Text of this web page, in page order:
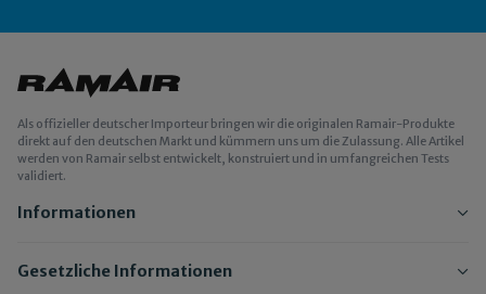
Als offizieller deutscher Importeur bringen wir die originalen Ramair-Produkte
direkt auf den deutschen Markt und kümmern uns um die Zulassung. Alle Artikel
werden von Ramair selbst entwickelt, konstruiert und in umfangreichen Tests
validiert.
Informationen
Gesetzliche Informationen